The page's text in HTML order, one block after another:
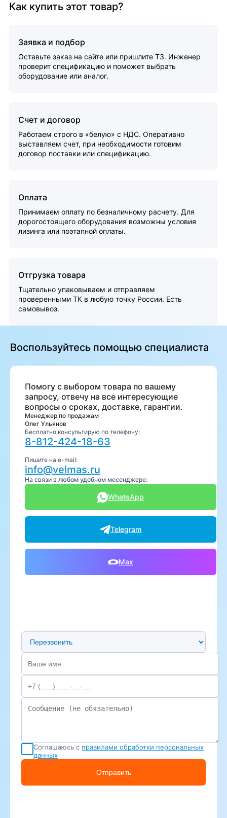
Как купить этот товар?
Заявка и подбор
Оставьте заказ на сайте или пришлите ТЗ. Инженер
проверит спецификацию и поможет выбрать
оборудование или аналог.
Счет и договор
Работаем строго в «белую» с НДС. Оперативно
выставляем счет, при необходимости готовим
договор поставки или спецификацию.
Оплата
Принимаем оплату по безналичному расчету. Для
дорогостоящего оборудования возможны условия
лизинга или поэтапной оплаты.
Отгрузка товара
Тщательно упаковываем и отправляем
проверенными ТК в любую точку России. Есть
самовывоз.
Воспользуйтесь помощью специалиста
Помогу с выбором товара по вашему
запросу, отвечу на все интересующие
вопросы о сроках, доставке, гарантии.
Менеджер по продажам
Олег Ульянов
Бесплатно консультирую по телефону:
8-812-424-18-63
Пишите на e-mail:
info@velmas.ru
На связи в любом удобном месенджере:
WhatsApp
Telegram
Max
Предпочтительный способ связи
Соглашаюсь с правилами обработки персональных
данных
Отправить